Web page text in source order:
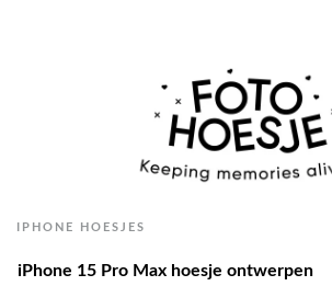
IPHONE HOESJES
iPhone 15 Pro Max hoesje ontwerpen